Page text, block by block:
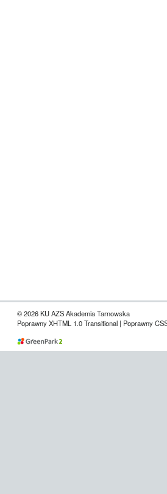
© 2026 KU AZS Akademia Tarnowska
Poprawny XHTML 1.0 Transitional | Poprawny